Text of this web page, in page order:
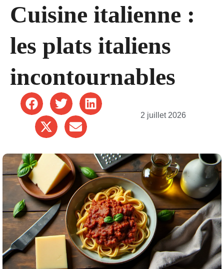
Cuisine italienne :
les plats italiens
incontournables
2 juillet 2026